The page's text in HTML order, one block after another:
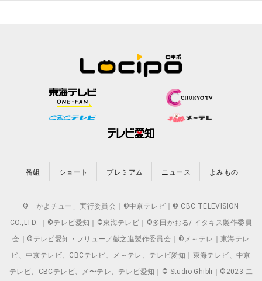
番組 ショート プレミアム ニュース よみもの
©「かよチュー」実行委員会｜©中京テレビ｜© CBC TELEVISION
CO.,LTD. ｜©テレビ愛知｜©東海テレビ｜©多田かおる/ イタキス製作委員
会｜©テレビ愛知・フリュー／徹之進製作委員会｜©メ～テレ｜東海テレ
ビ、中京テレビ、CBCテレビ、メ～テレ、テレビ愛知｜東海テレビ、中京
テレビ、CBCテレビ、メ〜テレ、テレビ愛知｜© Studio Ghibli｜©2023 二